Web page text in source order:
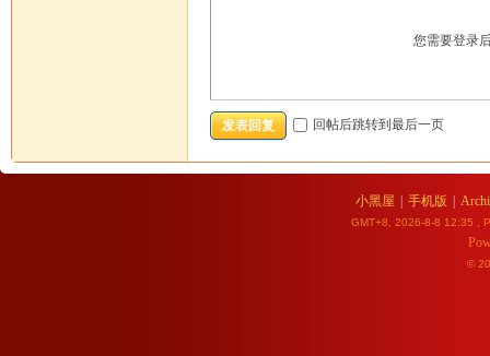
您需要登录
发表回复 回帖后跳转到最后一页
小黑屋 手机版
GMT+8, 2026-8-8 12:35 ,
©